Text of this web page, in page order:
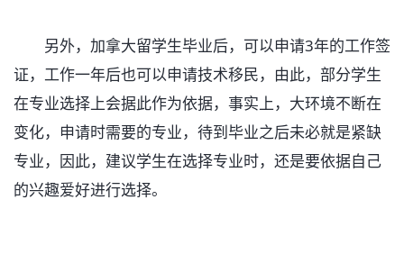
另外，加拿大留学生毕业后，可以申请3年的工作签
证，工作一年后也可以申请技术移民，由此，部分学生
在专业选择上会据此作为依据，事实上，大环境不断在
变化，申请时需要的专业，待到毕业之后未必就是紧缺
专业，因此，建议学生在选择专业时，还是要依据自己
的兴趣爱好进行选择。